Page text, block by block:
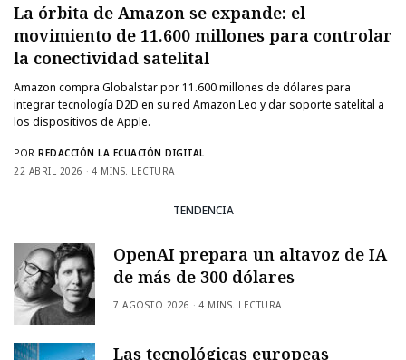
La órbita de Amazon se expande: el
movimiento de 11.600 millones para controlar
la conectividad satelital
Amazon compra Globalstar por 11.600 millones de dólares para
integrar tecnología D2D en su red Amazon Leo y dar soporte satelital a
los dispositivos de Apple.
POR REDACCIÓN LA ECUACIÓN DIGITAL
22 ABRIL 2026
4 MINS. LECTURA
TENDENCIA
OpenAI prepara un altavoz de IA
de más de 300 dólares
7 AGOSTO 2026 4 MINS. LECTURA
Las tecnológicas europeas